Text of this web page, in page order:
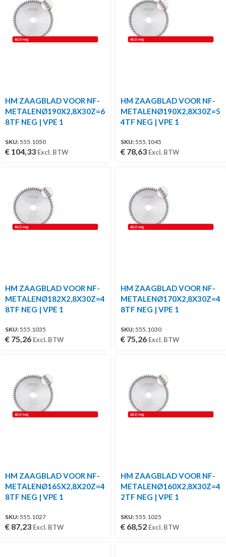
HM ZAAGBLAD VOOR NF-
METALENØ190X2,8X30Z=6
8TF NEG | VPE 1
SKU:555.1050
€ 104,33 Excl. BTW
HM ZAAGBLAD VOOR NF-
METALENØ190X2,8X30Z=5
4TF NEG | VPE 1
SKU:555.1045
€ 78,63 Excl. BTW
HM ZAAGBLAD VOOR NF-
METALENØ182X2,8X30Z=4
8TF NEG | VPE 1
SKU:555.1035
€ 75,26 Excl. BTW
HM ZAAGBLAD VOOR NF-
METALENØ170X2,8X30Z=4
8TF NEG | VPE 1
SKU:555.1030
€ 75,26 Excl. BTW
HM ZAAGBLAD VOOR NF-
METALENØ165X2,8X20Z=4
8TF NEG | VPE 1
SKU:555.1027
€ 87,23 Excl. BTW
HM ZAAGBLAD VOOR NF-
METALENØ160X2,8X30Z=4
2TF NEG | VPE 1
SKU:555.1025
€ 68,52 Excl. BTW